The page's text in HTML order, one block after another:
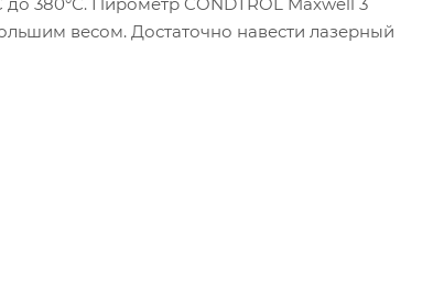
весом. Достаточно навести лазерный